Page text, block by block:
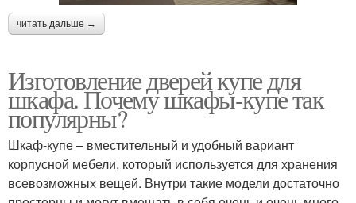
читать дальше →
Изготовление дверей купе для
шкафа. Почему шкафы-купе так
популярны?
Шкаф-купе – вместительный и удобный вариант
корпусной мебели, который используется для хранения
всевозможных вещей. Внутри такие модели достаточно